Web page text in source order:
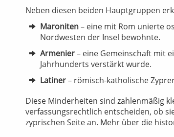
Neben diesen beiden Hauptgruppen
Maroniten– eine mit Rom unierte
Nordwesten der Insel bewohnte.
Armenier– eine Gemeinschaft mit
Jahrhunderts verstärkt wurde.
Latiner– römisch-katholische
Diese Minderheiten sind zahlenmäßig
verfassungsrechtlich entscheiden, ob
zyprischen Seite an. Mehr über die